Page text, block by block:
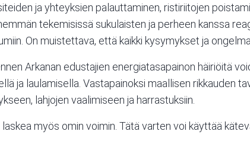
ja yhteyksien palauttaminen, ristiriitojen
tekemisissä sukulaisten ja perheen kanssa
On muistettava, että kaikki kysymykset ja
Arkanan edustajien energiatasapainon häiriöitä
ja laulamisella. Vastapainoksi maallisen rikkauden
lahjojen vaalimiseen ja harrastuksiin
myös omin voimin. Tätä varten voi käyttää